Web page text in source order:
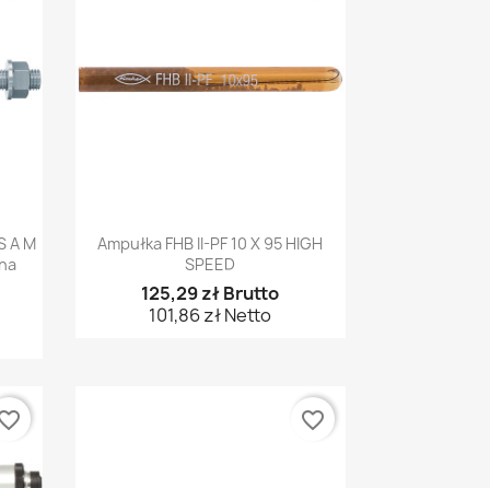
A M
Szybki podgląd
Ampułka FHB II-PF 10 X 95 HIGH
SPEED
125,29 zł Brutto
101,86 zł Netto
favorite_border